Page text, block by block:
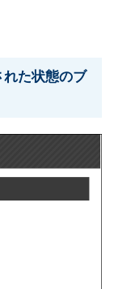
た状態のブ